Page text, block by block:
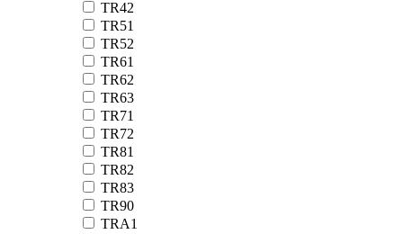
TR42
TR51
TR52
TR61
TR62
TR63
TR71
TR72
TR81
TR82
TR83
TR90
TRA1